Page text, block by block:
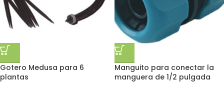
Gotero Medusa para 6
plantas
Manguito para conectar la
manguera de 1/2 pulgada